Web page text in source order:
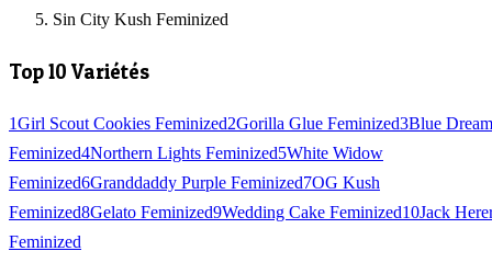
Sin City Kush Feminized
Top 10 Variétés
1Girl Scout Cookies Feminized2Gorilla Glue Feminized3Blue Dream
Feminized4Northern Lights Feminized5White Widow
Feminized6Granddaddy Purple Feminized7OG Kush
Feminized8Gelato Feminized9Wedding Cake Feminized10Jack
Feminized